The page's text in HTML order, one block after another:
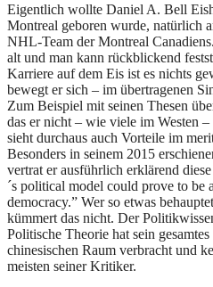
Eigentlich wollte Daniel A. Bell
Montreal geboren wurde, natürlich
NHL-Team der Montreal
alt und man kann rückblickend
Karriere auf dem Eis ist es nichts
bewegt er sich – im übertragenen
Zum Beispiel mit seinen Thesen
das er nicht – wie viele im Westen
sieht durchaus auch Vorteile im
Besonders in seinem 2015
vertrat er ausführlich erklärend
´s political model could prove to be
democracy.” Wer so etwas
kümmert das nicht. Der
Politische Theorie hat sein
chinesischen Raum verbracht und
meisten seiner Kritiker.